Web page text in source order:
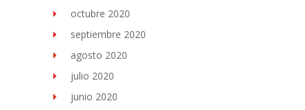
octubre 2020
septiembre 2020
agosto 2020
julio 2020
junio 2020